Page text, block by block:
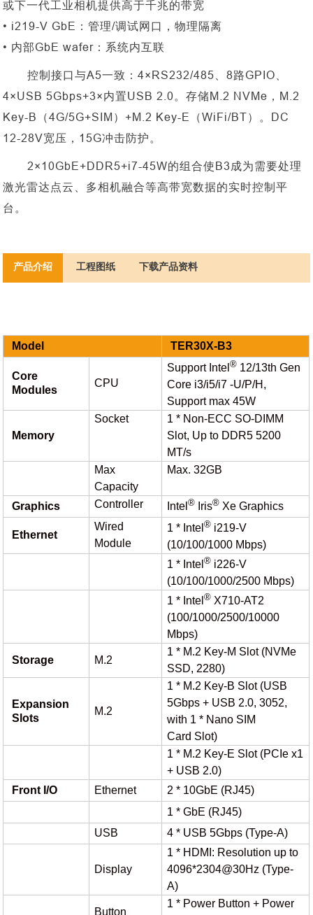
或下一代工业相机提供高于千兆的带宽
• i219-V GbE：管理/调试网口，物理隔离
• 内部GbE wafer：系统内互联
控制接口与A5一致：4×RS232/485、8路GPIO、
4×USB 5Gbps+3×内置USB 2.0。存储M.2 NVMe，M.2
Key-B（4G/5G+SIM）+M.2 Key-E（WiFi/BT）。DC
12-28V宽压，15G冲击防护。
2×10GbE+DDR5+i7-45W的组合使B3成为需要处理
激光雷达点云、多相机融合等高带宽数据的实时控制平
台。
产品介绍 工程图纸 下载产品资料
Model TER30X-B3
Core
Modules
CPU
Support Intel® 12/13th Gen
Core i3/i5/i7 -U/P/H,
Support max 45W
Memory
Socket
1 * Non-ECC SO-DIMM
Slot, Up to DDR5 5200
MT/s
Max
Capacity
Max. 32GB
Graphics Controller Intel® Iris® Xe Graphics
Ethernet
Wired
Module
1 * Intel® i219-V
(10/100/1000 Mbps)
1 * Intel® i226-V
(10/100/1000/2500 Mbps)
1 * Intel® X710-AT2
(100/1000/2500/10000
Mbps)
Storage M.2
1 * M.2 Key-M Slot (NVMe
SSD, 2280)
Expansion
Slots
M.2
1 * M.2 Key-B Slot (USB
5Gbps+ USB 2.0, 3052,
with 1 * Nano SIM
Card Slot)
1 * M.2 Key-E Slot (PCIe x1
+ USB 2.0)
Front I/O
Ethernet
2 * 10GbE (RJ45)
1 * GbE (RJ45)
USB
4 * USB 5Gbps (Type-A)
Display
1 * HDMI: Resolution up to
4096*2304@30Hz (Type-
A)
Button
1 * Power Button + Power